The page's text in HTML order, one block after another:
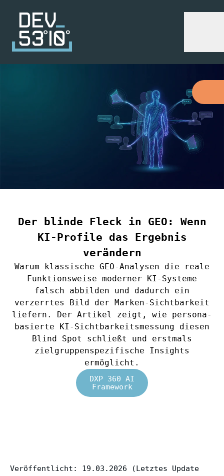
Der blinde Fleck in GEO: Wenn
KI-Profile das Ergebnis
verändern
Warum klassische GEO-Analysen die reale
Funktionsweise moderner KI-Systeme
falsch abbilden und dadurch ein
verzerrtes Bild der Marken-Sichtbarkeit
liefern. Der Artikel zeigt, wie persona-
basierte KI-Sichtbarkeitsmessung diesen
Blind Spot schließt und erstmals
zielgruppenspezifische Insights
ermöglicht.
DXP 360 AI
Framework
Veröffentlicht: 19.03.2026 (Letztes Update